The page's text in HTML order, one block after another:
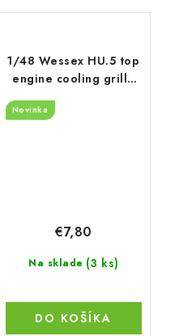
1/48 Wessex HU.5 top
engine cooling grille
Novinka
Na sklade (3 ks)
€7,80
DO KOŠÍKA